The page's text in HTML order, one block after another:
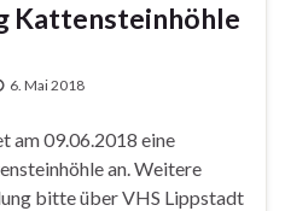
Kattensteinhöhle
6. Mai 2018
am 09.06.2018 eine
an. Weitere
bitte über VHS Lippstadt